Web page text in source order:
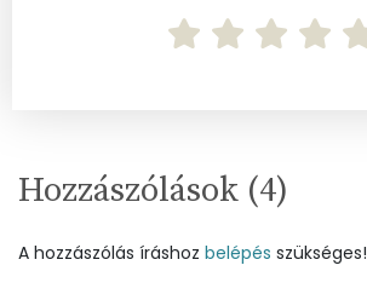
Réz
Hozzászólások (4)
A hozzászólás íráshoz belépés szükséges!